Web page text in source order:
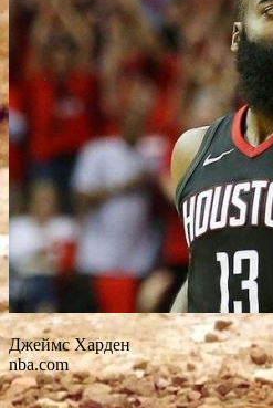
Джеймс Харден
nba.com